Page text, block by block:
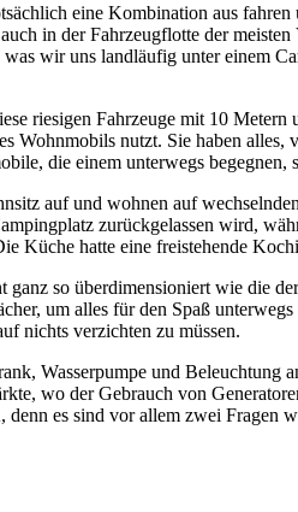
eine Kombination aus
in der Fahrzeugflotte der meisten
wir uns landläufig unter einem
riesigen Fahrzeuge mit 10
nutzt. Sie haben
die einem unterwegs begegnen,
auf und wohnen auf
zurückgelassen wird,
Küche hatte eine freistehende
so überdimensioniert wie die
um alles für den Spaß
nichts verzichten zu müssen.
Wasserpumpe und Beleuchtung
wo der Gebrauch von
es sind vor allem zwei Fragen